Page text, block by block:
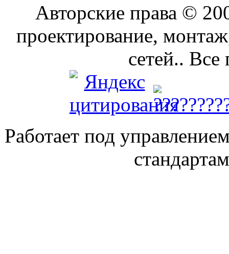
Авторские права ©
проектирование,
сетей..
Работает под